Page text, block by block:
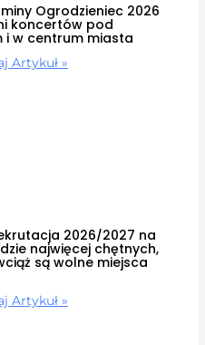
Ogrodzieniec 2026
koncertów pod
i w centrum miasta
Artykuł »
2026/2027 na
najwięcej chętnych,
są wolne miejsca
Artykuł »